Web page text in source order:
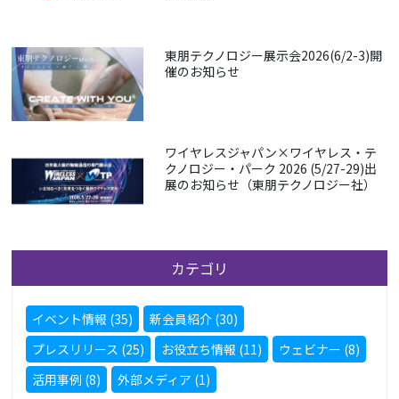
東朋テクノロジー展示会2026(6/2-3)開
催のお知らせ
ワイヤレスジャパン×ワイヤレス・テ
クノロジー・パーク 2026 (5/27-29)出
展のお知らせ（東朋テクノロジー社）
カテゴリ
イベント情報 (35)
新会員紹介 (30)
プレスリリース (25)
お役立ち情報 (11)
ウェビナー (8)
活用事例 (8)
外部メディア (1)